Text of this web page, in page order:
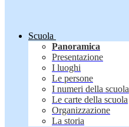
Scuola
Panoramica
Presentazione
I luoghi
Le persone
I numeri della scuola
Le carte della scuola
Organizzazione
La storia